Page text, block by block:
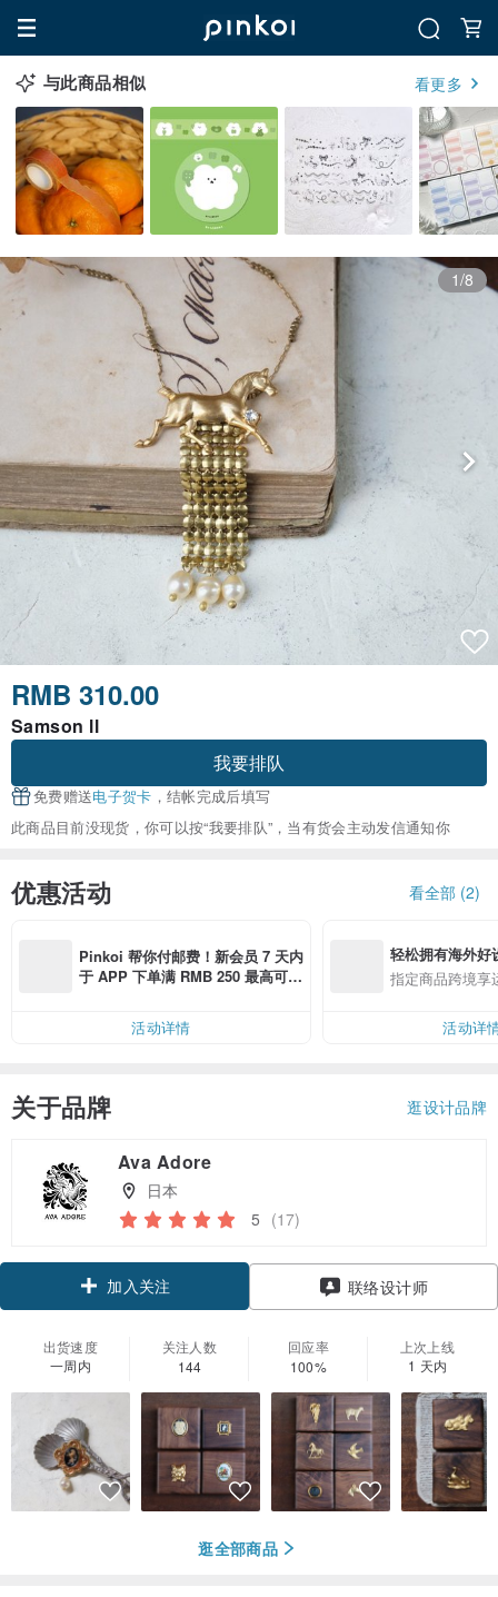
与此商品相似 看更多
1/8
RMB 310.00
Samson ll
我要排队
免费赠送电子贺卡 ，结帐完成后填写
此商品目前没现货，你可以按“我要排队”，当有货会主动发信通知你
优惠活动 看全部 (2)
Pinkoi 帮你付邮费！新会员 7 天内
于 APP 下单满 RMB 250 最高可折
活动详情
轻松拥有海外好
指定商品跨境享
活动详
关于品牌 逛设计品牌
Ava Adore
日本
5 (17)
加入关注 联络设计师
出货速度
一周内
关注人数
144
回应率
100%
上次上线
1 天内
逛全部商品